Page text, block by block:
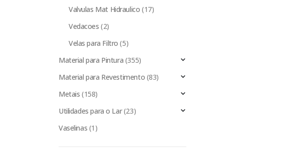
Valvulas Mat Hidraulico (17)
Vedacoes (2)
Velas para Filtro (5)
Material para Pintura (355)
Material para Revestimento (83)
Metais (158)
Utilidades para o Lar (23)
Vaselinas (1)